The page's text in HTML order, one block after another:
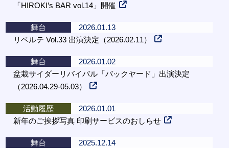
「HIROKI’s BAR vol.14」開催
舞台
2026.01.13
リベルテ Vol.33 出演決定（2026.02.11）
舞台
2026.01.02
盆栽サイダーリバイバル「バックヤード」出演決定
（2026.04.29-05.03）
活動履歴
2026.01.01
新年のご挨拶写真 印刷サービスのおしらせ
舞台
2025.12.14